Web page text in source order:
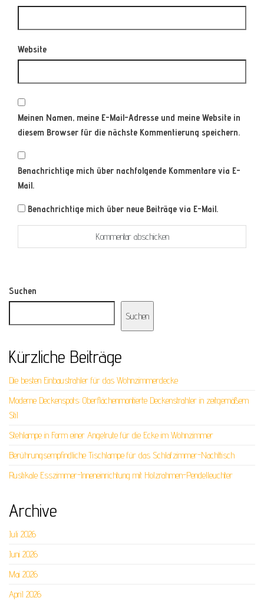
Website
Meinen Namen, meine E-Mail-Adresse und meine Website in
diesem Browser für die nächste Kommentierung speichern.
Benachrichtige mich über nachfolgende Kommentare via E-
Mail.
Benachrichtige mich über neue Beiträge via E-Mail.
Suchen
Suchen
Kürzliche Beiträge
Die besten Einbaustrahler für das Wohnzimmerdecke
Moderne Deckenspots: Oberflächenmontierte Deckenstrahler in zeitgemäßem
Stil
Stehlampe in Form einer Angelrute für die Ecke im Wohnzimmer
Berührungsempfindliche Tischlampe für das Schlafzimmer-Nachttisch
Rustikale Esszimmer-Inneneinrichtung mit Holzrahmen-Pendelleuchter
Archive
Juli 2026
Juni 2026
Mai 2026
April 2026